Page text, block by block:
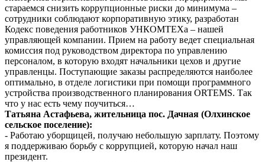
стараемся снизить коррупционные риски до минимума –
сотрудники соблюдают корпоративную этику, разработан
Кодекс поведения работников УНКОМТЕХа – нашей
управляющей компании. Прием на работу ведет специальная
комиссия под руководством директора по управлению
персоналом, в которую входят начальники цехов и другие
управленцы. Поступающие заказы распределяются наиболее
оптимально, в отделе логистики при помощи программного
устройства производственного планирования ORTEMS. Так
что у нас есть чему поучиться…
Татьяна Астафьева, жительница пос. Дачная (Олхинское
сельское поселение):
- Работаю уборщицей, получаю небольшую зарплату. Поэтому
я поддерживаю борьбу с коррупцией, которую начал наш
президент.